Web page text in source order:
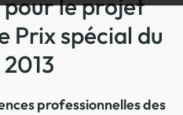
le projet
Prix spécial du
professionnelles des